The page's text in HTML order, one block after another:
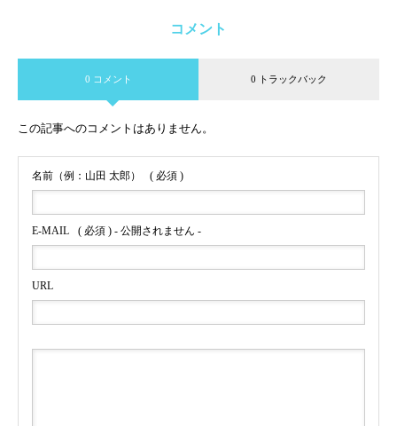
コメント
0 コメント 0 トラックバック
この記事へのコメントはありません。
名前（例：山田 太郎） ( 必須 )
E-MAIL ( 必須 ) - 公開されません -
URL